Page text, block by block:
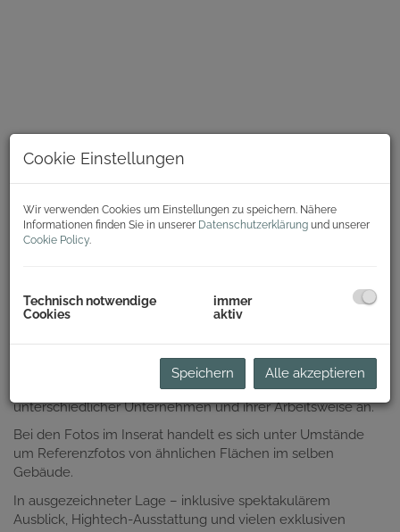
Zur Vermietung gelangt eine komplette Etage (18. Stock)
eines topmodernen Hochhauses mit BREEAM
Zertifizierung und einzigartiger Infrastruktur!
Die Büroflächen lassen sich individuell gestalten und passen
sich damit perfekt an die speziellen Bedürfnisse
unterschiedlicher Unternehmen und ihrer Arbeitsweise an.
Bei den Fotos im Inserat handelt es sich unter Umstände
um Referenzfotos von ähnlichen Flächen im selben
Gebäude.
In ausgezeichneter Lage – inklusive spektakulärem
Ausblick, Hightech-Ausstattung und vielen exklusiven
Cookie Einstellungen
Wir verwenden Cookies um Einstellungen zu speichern. Nähere
Informationen finden Sie in unserer Datenschutzerklärung und unserer
Cookie Policy.
Technisch notwendige
Cookies
immer
aktiv
Speichern Alle akzeptieren